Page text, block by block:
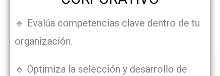
🔹 Evalúa competencias clave dentro de tu
organización.
🔹 Optimiza la selección y desarrollo de